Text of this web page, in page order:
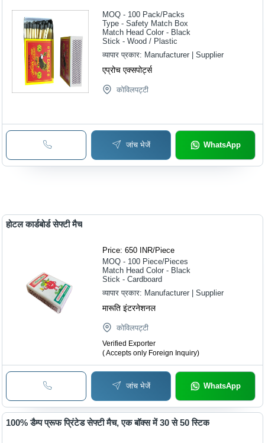
MOQ - 100 Pack/Packs
Type - Safety Match Box
Match Head Color - Black
Stick - Wood / Plastic
व्यापार प्रकार: Manufacturer | Supplier
एप्रोच एक्सपोर्ट्स
कोविलपट्टी
जांच भेजें WhatsApp
होटल कार्डबोर्ड सेफ्टी मैच
Price: 650 INR/Piece
MOQ - 100 Piece/Pieces
Match Head Color - Black
Stick - Cardboard
व्यापार प्रकार: Manufacturer | Supplier
मारूति इंटरनेशनल
कोविलपट्टी
Verified Exporter
( Accepts only Foreign Inquiry)
जांच भेजें WhatsApp
100% डैम्प प्रूफ प्रिंटेड सेफ्टी मैच, एक बॉक्स में 30 से 50 स्टिक